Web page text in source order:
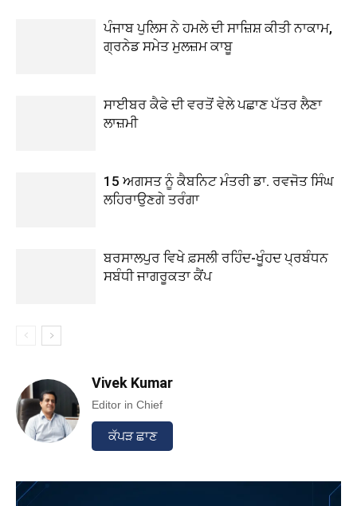
ਪੰਜਾਬ ਪੁਲਿਸ ਨੇ ਹਮਲੇ ਦੀ ਸਾਜ਼ਿਸ਼ ਕੀਤੀ ਨਾਕਾਮ,
ਗ੍ਰਨੇਡ ਸਮੇਤ ਮੁਲਜ਼ਮ ਕਾਬੂ
ਸਾਈਬਰ ਕੈਫੇ ਦੀ ਵਰਤੋਂ ਵੇਲੇ ਪਛਾਣ ਪੱਤਰ ਲੈਣਾ
ਲਾਜ਼ਮੀ
15 ਅਗਸਤ ਨੂੰ ਕੈਬਨਿਟ ਮੰਤਰੀ ਡਾ. ਰਵਜੋਤ ਸਿੰਘ
ਲਹਿਰਾਉਣਗੇ ਤਰੰਗਾ
ਬਰਸਾਲਪੁਰ ਵਿਖੇ ਫ਼ਸਲੀ ਰਹਿੰਦ-ਖੂੰਹਦ ਪ੍ਰਬੰਧਨ
ਸਬੰਧੀ ਜਾਗਰੂਕਤਾ ਕੈਂਪ
Vivek Kumar
Editor in Chief
ਕੱਪੜ ਛਾਣ